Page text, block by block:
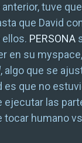
tuve
que David
ellos. PERSONA
en su
, algo que se
es que no
ejecutar las
tocar humano